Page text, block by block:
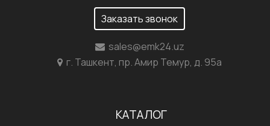
Заказать звонок
sales@emk24.uz
г. Ташкент, пр. Амир Темур, д. 95а
КАТАЛОГ